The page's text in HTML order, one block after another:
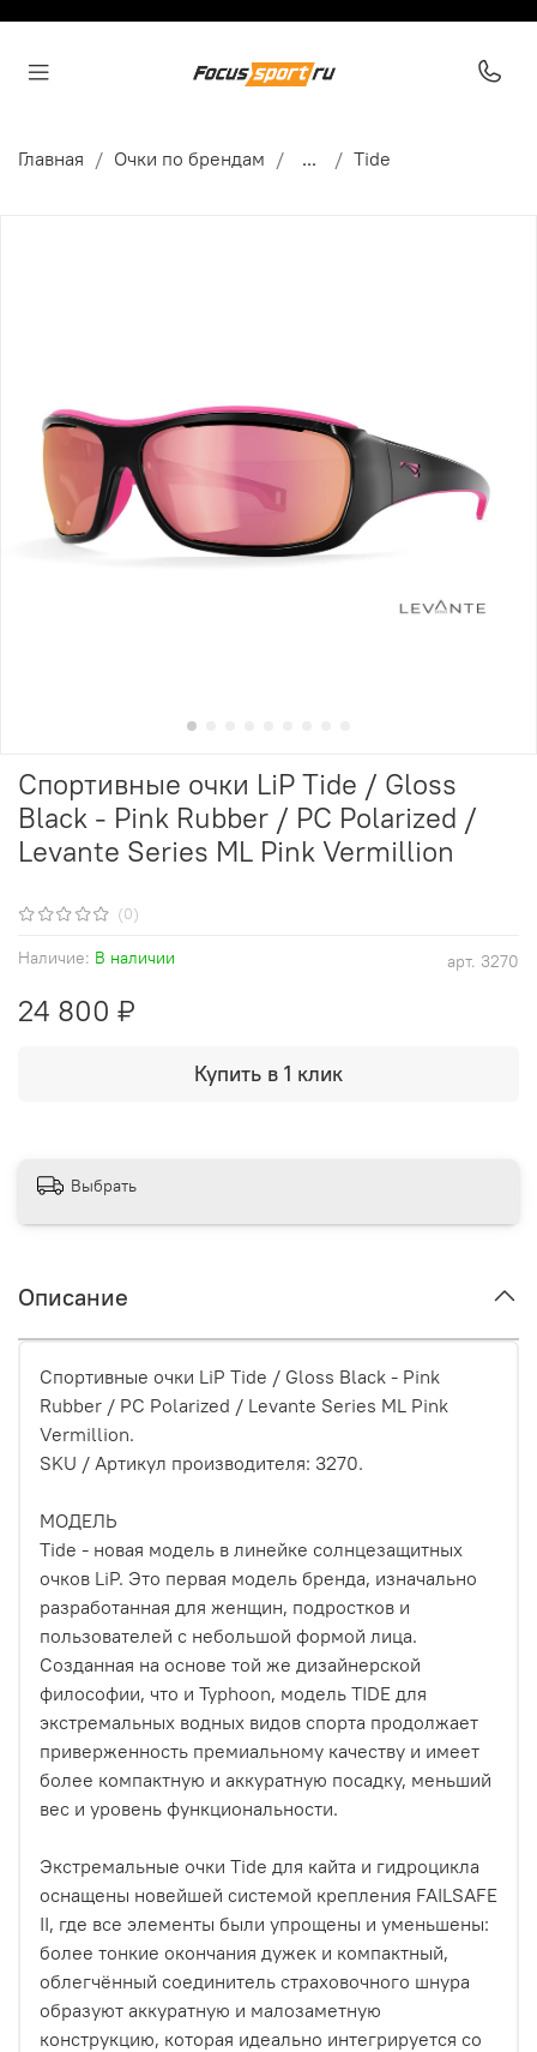
Главная Очки по брендам ... Tide
(0)
арт. 3270
Наличие: В наличии
Спортивные очки LiP Tide / Gloss
Black - Pink Rubber / PC Polarized /
Levante Series ML Pink Vermillion
24 800 ₽
Купить в 1 клик
Выбрать
Описание
Спортивные очки LiP Tide / Gloss Black - Pink
Rubber / PC Polarized / Levante Series ML Pink
Vermillion.
SKU / Артикул производителя: 3270.
МОДЕЛЬ
Tide - новая модель в линейке солнцезащитных
очков LiP. Это первая модель бренда, изначально
разработанная для женщин, подростков и
пользователей с небольшой формой лица.
Созданная на основе той же дизайнерской
философии, что и Typhoon, модель TIDE для
экстремальных водных видов спорта продолжает
приверженность премиальному качеству и имеет
более компактную и аккуратную посадку, меньший
вес и уровень функциональности.
Экстремальные очки Tide для кайта и гидроцикла
оснащены новейшей системой крепления FAILSAFE
II, где все элементы были упрощены и уменьшены:
более тонкие окончания дужек и компактный,
облегчённый соединитель страховочного шнура
образуют аккуратную и малозаметную
конструкцию, которая идеально интегрируется со